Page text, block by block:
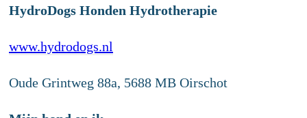
HydroDogs Honden Hydrotherapie
www.hydrodogs.nl
Oude Grintweg 88a, 5688 MB Oirschot